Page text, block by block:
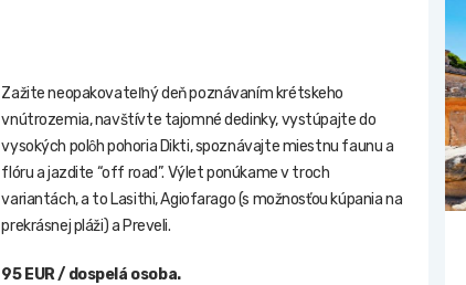
Zažite neopakovateľný deň poznávaním krétskeho
vnútrozemia, navštívte tajomné dedinky, vystúpajte do
vysokých polȏh pohoria Dikti, spoznávajte miestnu faunu a
flóru a jazdite “off road”. Výlet ponúkame v troch
variantách, a to Lasithi, Agiofarago (s možnosťou kúpania na
prekrásnej pláži) a Preveli.
95 EUR / dospelá osoba.